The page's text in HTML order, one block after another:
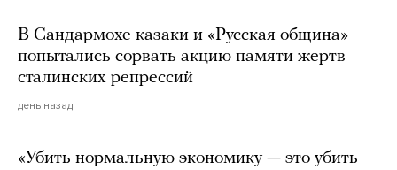
В Сандармохе казаки и «Русская община»
попытались сорвать акцию памяти жертв
сталинских репрессий
день назад
«Убить нормальную экономику — это убить